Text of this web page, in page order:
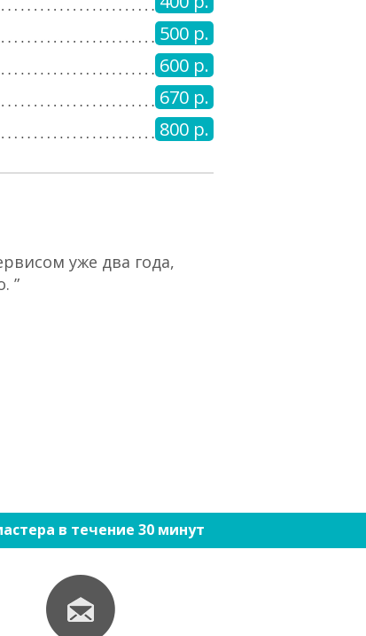
500 р.
600 р.
670 р.
800 р.
уже два года,
”
в течение 30 минут